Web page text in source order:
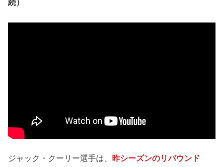
続）
ジャック・クーリー選手は、 昨シーズンのリバウンド